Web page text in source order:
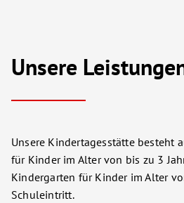
Unsere
Unsere Kindertagesstätte besteht
für Kinder im Alter von bis zu 3
Kindergarten für Kinder im Alter
Schuleintritt.